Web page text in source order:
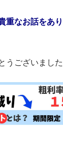
重なお話をあ
うございました